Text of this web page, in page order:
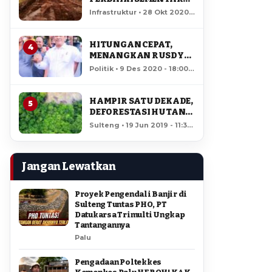
JALAN RUSAK DI RUAS
Infrastruktur • 28 Okt 2020 -
4
HITUNGAN CEPAT,
MENANGKAN RUSDY
MASTURA – MA’MUN
Politik • 9 Des 2020 - 18:00 •
5
HAMPIR SATU DEKADE,
DEFORESTASI HUTAN
LORE LINDU MENCAPAI
Sulteng • 19 Jun 2019 - 11:34
Jangan Lewatkan
Proyek Pengendali Banjir di
Sulteng Tuntas PHO, PT
Datukarsa Trimulti Ungkap
Tantangannya
Palu
Pengadaan Poltekkes